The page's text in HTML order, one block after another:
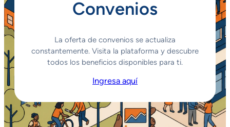
Convenios
La oferta de convenios se actualiza
constantemente. Visita la plataforma y descubre
todos los beneficios disponibles para ti.
Ingresa aquí